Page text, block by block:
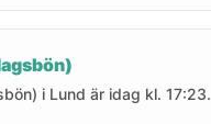
i Lund är idag kl. 17:23.